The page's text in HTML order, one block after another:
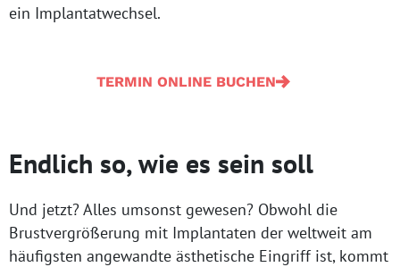
ein Implantatwechsel.
TERMIN ONLINE BUCHEN
Endlich so, wie es sein soll
Und jetzt? Alles umsonst gewesen? Obwohl die
Brustvergrößerung mit Implantaten der weltweit am
häufigsten angewandte ästhetische Eingriff ist, kommt